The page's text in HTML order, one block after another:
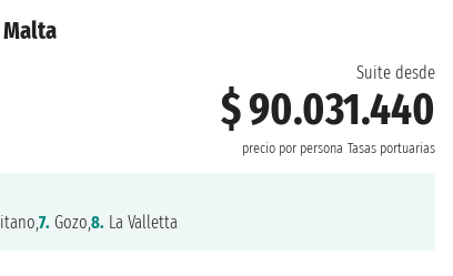
Suite desde
$ 90.031.440
precio por persona Tasas portuarias
7. Gozo,8. La Valletta